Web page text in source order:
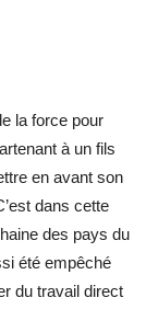
la force pour
à un fils
en avant son
dans cette
des pays du
été empêché
du travail direct